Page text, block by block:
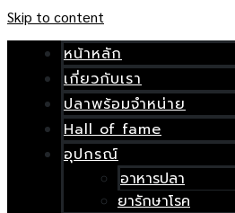
Skip to content
หน้าหลัก
เกี่ยวกับเรา
ปลาพร้อมจำหน่าย
Hall of fame
อุปกรณ์
อาหารปลา
ยารักษาโรค